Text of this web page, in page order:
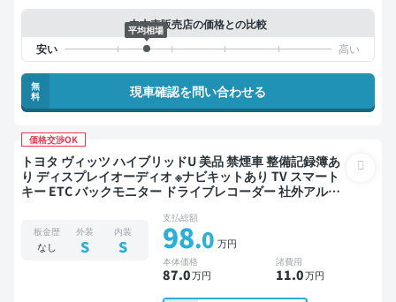
中古車販売店の価格との比較
平均相場
無
料
現車確認を問い合わせる
価格交渉OK
トヨタ ヴィッツ ハイブリッドU 美品 禁煙車 整備記録簿あ
り ディスプレイオーディオ ※ナビキットあり TV スマート
キー ETC バックモニター ドライブレコーダー 社外アルミ
板金歴
なし
外装
S
内装
S
支払総額
98.0 万円
本体価格
87.0万円
諸費用
11.0万円